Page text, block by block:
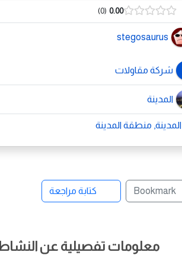
0.00
0
stegosaurus
شركة مقاولات
المدينة
المدينة, منطقة المدينة
Bookmark كتابة مراجعة
معلومات تفصيلية عن النشاط